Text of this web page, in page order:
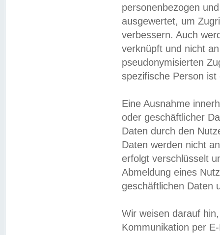
personenbezogen
ausgewertet, um
verbessern. Auch
verknüpft und nicht
pseudonymisierten
spezifische Person
Eine Ausnahme
oder geschäftlicher
Daten durch den
Daten werden nicht
erfolgt verschlüsselt
Abmeldung eines
geschäftlichen Daten
Wir weisen darauf
Kommunikation per